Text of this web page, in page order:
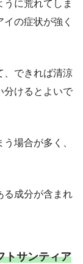
に荒れてしま
の症状が強く
、できれば清涼
分けるとよいで
場合が多く、
る成分が含まれ
サンティア